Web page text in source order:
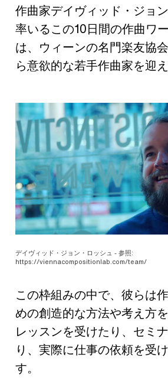
作曲家デイヴィッド・ジョ
率いるこの10日間の作曲ワ
は、ウィーンの名門楽友協
ら意欲的な若手作曲家を迎え
デイヴィッド・ジョン・ロッシュ - 参照:
https://viennacompositionlab.com/team/
この枠組みの中で、彼らは
めの創造的な方法や考え方
レッスンを受けたり、セミ
り、実際に仕事の依頼を受
す。